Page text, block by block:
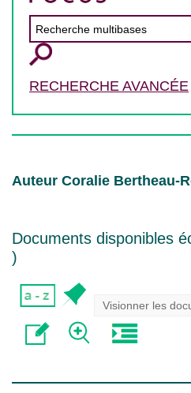
RECHERCHE AVANCÉE
Auteur Coralie Bertheau-
Documents disponibles
)
Visionner les